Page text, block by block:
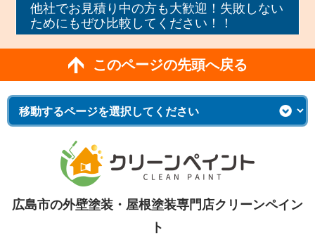
他社でお見積り中の方も大歓迎！失敗しない
ためにもぜひ比較してください！！
このページの先頭へ戻る
広島市の外壁塗装・屋根塗装専門店クリーンペイン
ト